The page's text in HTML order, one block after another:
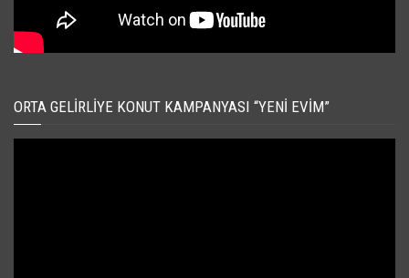
ORTA GELIRLIYE KONUT KAMPANYASI “YENI EVIM”